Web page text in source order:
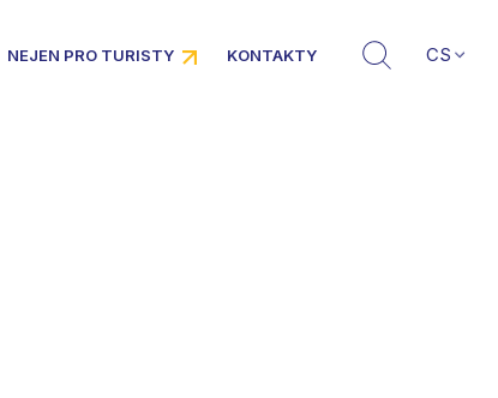
NEJEN PRO TURISTY KONTAKTY CS